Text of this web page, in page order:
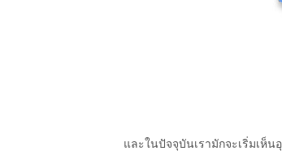
และในปัจจุบันเรามักจะเริ่มเห็